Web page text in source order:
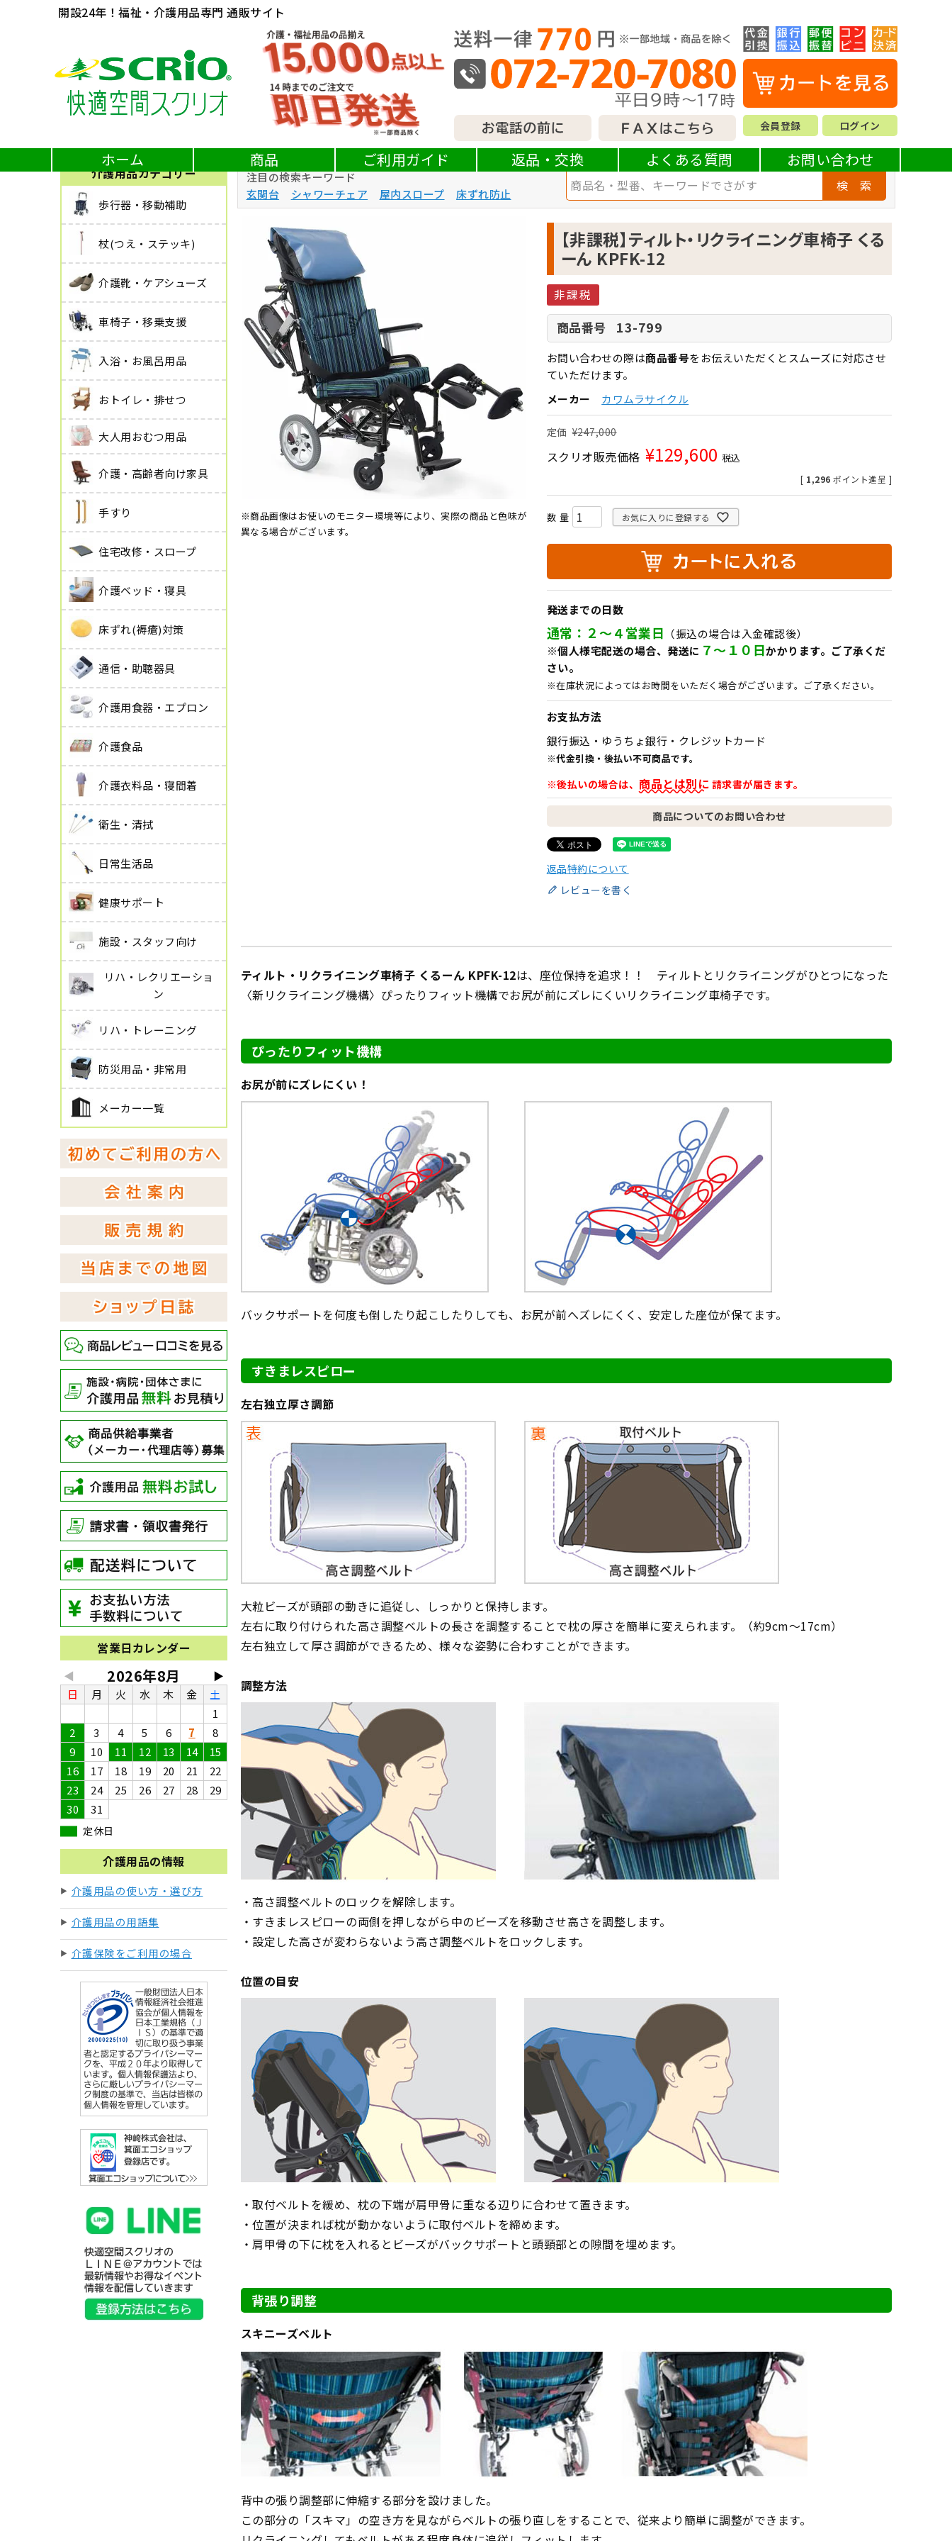
開設24年！福祉・介護用品専門 通販サイト
会員登録 ログイン
ホーム 商品 ご利用ガイド 返品・交換 よくある質問 お問い合わせ
リクライニング・多機能車椅子 【非課税】ティルト・リクライニング車椅子 くるーん KPFK-12
介護用品カテゴリー
歩行器・移動補助
杖(つえ・ステッキ)
介護靴・ケアシューズ
車椅子・移乗支援
入浴・お風呂用品
おトイレ・排せつ
大人用おむつ用品
介護・高齢者向け家具
手すり
住宅改修・スロープ
介護ベッド・寝具
床ずれ(褥瘡)対策
通信・助聴器具
介護用食器・エプロン
介護食品
介護衣料品・寝間着
衛生・清拭
日常生活品
健康サポート
施設・スタッフ向け
リハ・レクリエーショ
ン
リハ・トレーニング
防災用品・非常用
メーカー一覧
営業日カレンダー
◀ ▶
2026年8月
日 月 火 水 木 金
土
1
2
3 4 5 6 7
8
9
10 11 12 13 14
15
16
17 18 19 20 21
22
23
24 25 26 27 28
29
30
31
定休日
介護用品の情報
介護用品の使い方・選び方
介護用品の用語集
介護保険をご利用の場合
注目の検索キーワード
玄関台
シャワーチェア 屋内スロープ 床ずれ防止
検 索
※商品画像はお使いのモニター環境等により、実際の商品と色味が
異なる場合がございます。
【非課税】ティルト・リクライニング車椅子 くる
ーん KPFK-12
非課税
商品番号 13-799
お問い合わせの際は商品番号をお伝えいただくとスムーズに対応させ
ていただけます。
メーカー
カワムラサイクル
定価 ¥247,000
スクリオ販売価格 ¥129,600 税込
[ 1,296 ポイント進呈 ]
お気に入りに登録する
発送までの日数
通常：２～４営業日 （振込の場合は入金確認後）
※個人様宅配送の場合、発送に ７～１０日かかります。ご了承くだ
さい。
※在庫状況によってはお時間をいただく場合がございます。ご了承ください。
お支払方法
銀行振込・ゆうちょ銀行・クレジットカード
※代金引換・後払い不可商品です。
※後払いの場合は、 商品とは別に 請求書が届きます。
商品についてのお問い合わせ
返品特約について
レビューを書く
ティルト・リクライニング車椅子 くるーん KPFK-12は、座位保持を追求！！ ティルトとリクライニングがひとつになった
〈新リクライニング機構〉ぴったりフィット機構でお尻が前にズレにくいリクライニング車椅子です。
ぴったりフィット機構
お尻が前にズレにくい！
バックサポートを何度も倒したり起こしたりしても、お尻が前へズレにくく、安定した座位が保てます。
すきまレスピロー
左右独立厚さ調節
大粒ビーズが頭部の動きに追従し、しっかりと保持します。
左右に取り付けられた高さ調整ベルトの長さを調整することで枕の厚さを簡単に変えられます。（約9cm～17cm）
左右独立して厚さ調節ができるため、様々な姿勢に合わすことができます。
調整方法
・高さ調整ベルトのロックを解除します。
・すきまレスピローの両側を押しながら中のビーズを移動させ高さを調整します。
・設定した高さが変わらないよう高さ調整ベルトをロックします。
位置の目安
・取付ベルトを緩め、枕の下端が肩甲骨に重なる辺りに合わせて置きます。
・位置が決まれば枕が動かないように取付ベルトを締めます。
・肩甲骨の下に枕を入れるとビーズがバックサポートと頭頸部との隙間を埋めます。
背張り調整
スキニーズベルト
背中の張り調整部に伸縮する部分を設けました。
この部分の「スキマ」の空き方を見ながらベルトの張り直しをすることで、従来より簡単に調整ができます。